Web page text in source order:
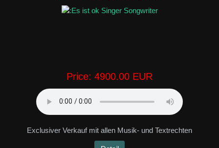
Price: 4900.00 EUR
Exclusiver Verkauf mit allen Musik- und Textrechten